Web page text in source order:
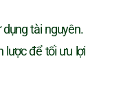
tài nguyên.
lược để tối ưu lợi